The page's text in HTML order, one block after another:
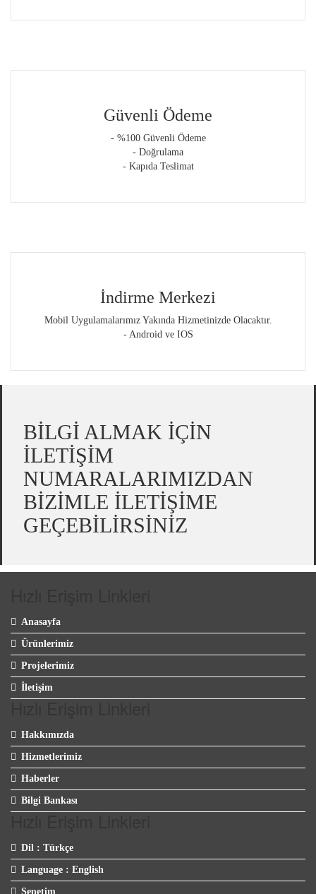
Güvenli Ödeme
- %100 Güvenli Ödeme
- Doğrulama
- Kapıda Teslimat
İndirme Merkezi
Mobil Uygulamalarımız Yakında Hizmetinizde Olacaktır.
- Android ve IOS
BİLGİ ALMAK İÇİN
İLETİŞİM
NUMARALARIMIZDAN
BİZİMLE İLETİŞİME
GEÇEBİLİRSİNİZ
Anasayfa
Ürünlerimiz
Projelerimiz
İletişim
Hakkımızda
Hizmetlerimiz
Haberler
Bilgi Bankası
Dil : Türkçe
Language : English
Sepetim